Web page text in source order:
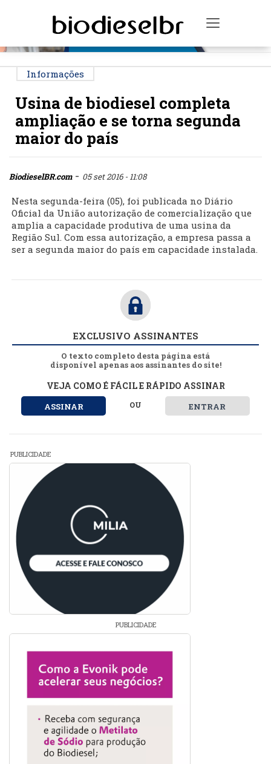
Toggle
Informações
Usina de biodiesel completa
ampliação e se torna segunda
maior do país
BiodieselBR.com- 05 set 2016 - 11:08
Nesta segunda-feira (05), foi publicada no Diário
Oficial da União autorização de comercialização que
amplia a capacidade produtiva de uma usina da
Região Sul. Com essa autorização, a empresa passa a
ser a segunda maior do país em capacidade instalada.
EXCLUSIVO ASSINANTES
O texto completo desta página está
disponível apenas aos assinantes do site!
VEJA COMO É FÁCIL E RÁPIDO ASSINAR
ASSINAR OU ENTRAR
PUBLICIDADE
PUBLICIDADE